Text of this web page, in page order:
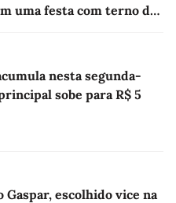
uma festa com terno de
nesta segunda-
sobe para R$ 5
Gaspar, escolhido vice na